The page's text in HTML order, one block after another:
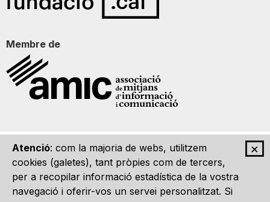
×
Atenció: com la majoria de webs, utilitzem
cookies (galetes), tant pròpies com de tercers,
per a recopilar informació estadística de la vostra
navegació i oferir-vos un servei personalitzat. Si
Membre de
Qui som Contacte Imatge Gràfica Avís legal